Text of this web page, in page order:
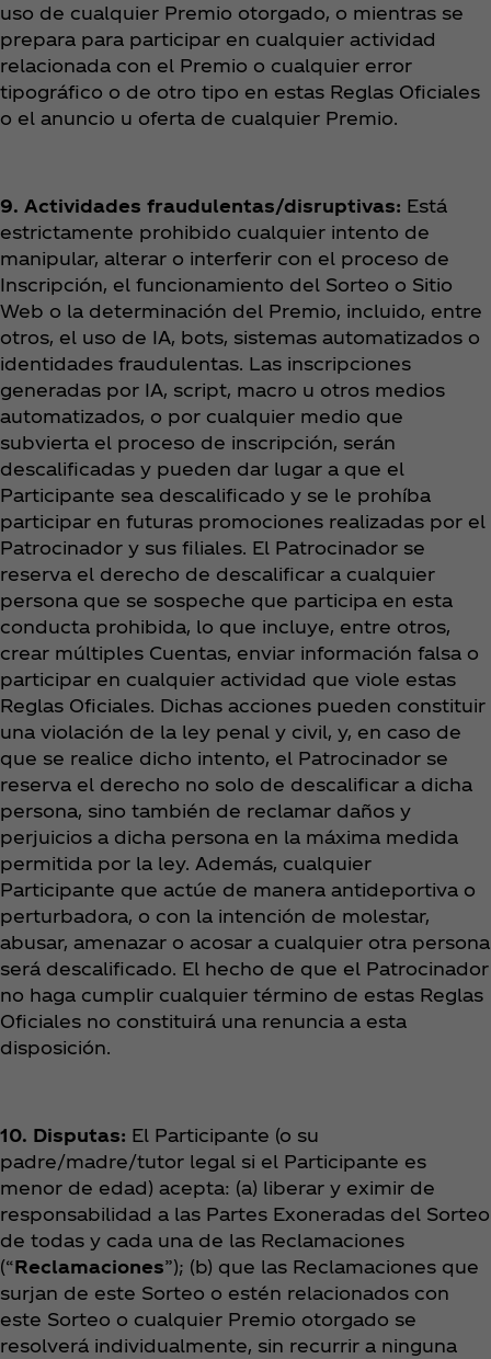
uso de cualquier Premio otorgado, o mientras se
prepara para participar en cualquier actividad
relacionada con el Premio o cualquier error
tipográfico o de otro tipo en estas Reglas Oficiales
o el anuncio u oferta de cualquier Premio.
9. Actividades fraudulentas/disruptivas: Está
estrictamente prohibido cualquier intento de
manipular, alterar o interferir con el proceso de
Inscripción, el funcionamiento del Sorteo o Sitio
Web o la determinación del Premio, incluido, entre
otros, el uso de IA, bots, sistemas automatizados o
identidades fraudulentas. Las inscripciones
generadas por IA, script, macro u otros medios
automatizados, o por cualquier medio que
subvierta el proceso de inscripción, serán
descalificadas y pueden dar lugar a que el
Participante sea descalificado y se le prohíba
participar en futuras promociones realizadas por el
Patrocinador y sus filiales. El Patrocinador se
reserva el derecho de descalificar a cualquier
persona que se sospeche que participa en esta
conducta prohibida, lo que incluye, entre otros,
crear múltiples Cuentas, enviar información falsa o
participar en cualquier actividad que viole estas
Reglas Oficiales. Dichas acciones pueden constituir
una violación de la ley penal y civil, y, en caso de
que se realice dicho intento, el Patrocinador se
reserva el derecho no solo de descalificar a dicha
persona, sino también de reclamar daños y
perjuicios a dicha persona en la máxima medida
permitida por la ley. Además, cualquier
Participante que actúe de manera antideportiva o
perturbadora, o con la intención de molestar,
abusar, amenazar o acosar a cualquier otra persona
será descalificado. El hecho de que el Patrocinador
no haga cumplir cualquier término de estas Reglas
Oficiales no constituirá una renuncia a esta
disposición.
10. Disputas: El Participante (o su
padre/madre/tutor legal si el Participante es
menor de edad) acepta: (a) liberar y eximir de
responsabilidad a las Partes Exoneradas del Sorteo
de todas y cada una de las Reclamaciones
(“Reclamaciones”); (b) que las Reclamaciones que
surjan de este Sorteo o estén relacionados con
este Sorteo o cualquier Premio otorgado se
resolverá individualmente, sin recurrir a ninguna